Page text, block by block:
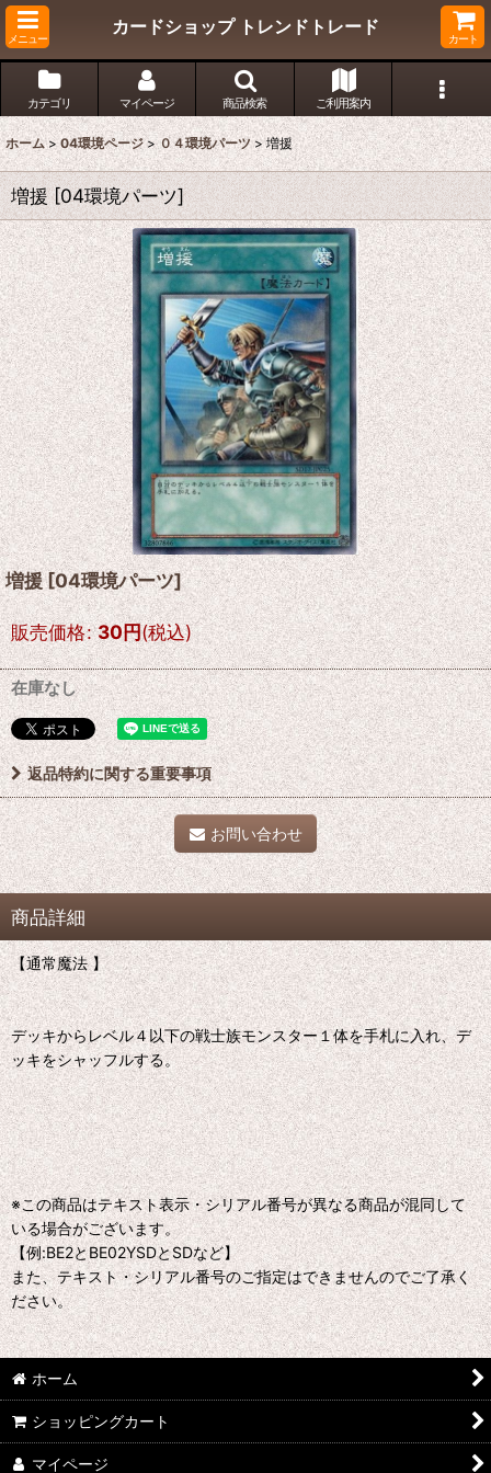
メニュー
カードショップ トレンドトレード
カート
カテゴリ マイページ 商品検索 ご利用案内
ホーム > 04環境ページ > ０４環境パーツ > 増援
増援 [04環境パーツ]
増援[04環境パーツ]
販売価格: 30円(税込)
在庫なし
返品特約に関する重要事項
お問い合わせ
商品詳細
【通常魔法 】
デッキからレベル４以下の戦士族モンスター１体を手札に入れ、デ
ッキをシャッフルする。
※この商品はテキスト表示・シリアル番号が異なる商品が混同して
いる場合がございます。
【例:BE2とBE02YSDとSDなど】
また、テキスト・シリアル番号のご指定はできませんのでご了承く
ださい。
ホーム
ショッピングカート
マイページ